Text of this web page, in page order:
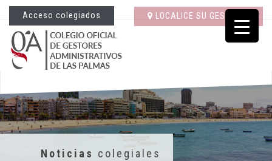
Acceso colegiados LOCALICE SU GESTORÍA
Noticias colegiales